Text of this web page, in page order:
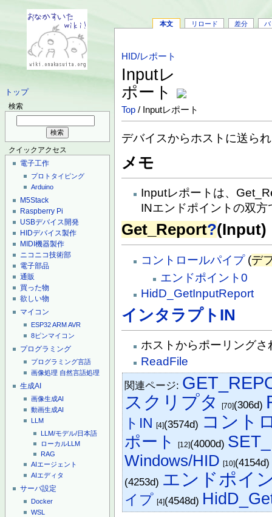
トップ
検索
クイックアクセス
電子工作
プロトタイピング
Arduino
M5Stack
Raspberry Pi
USBデバイス開発
HIDデバイス製作
MIDI機器製作
ニコニコ技術部
電子部品
通販
買った物
欲しい物
マイコン
ESP32ARMAVR
8ピンマイコン
プログラミング
プログラミング言語
画像処理 自然言語処理
生成AI
画像生成AI
動画生成AI
LLM
LLM/モデル/日本語
ローカルLLM
RAG
AIエージェント
AIエディタ
サーバ設定
Docker
WSL
本文 リロード 差分 バ
HID/レポート
Inputレ
ポート
Top / Inputレポート
デバイスからホストに送ら
メモ
Inputレポートは、
INエンドポイントの双方
Get_Report?(Input)
コントロールパイプ(デ
エンドポイント0
HidD_GetInputReport
インタラプトIN
ホストからポーリングさ
ReadFile
関連ページ:
スクリプタ [70](306d)
トIN [4](3574d) コント
ポート [12](4000d)
Windows/HID [10]
(4253d) エンドポイ
イプ [4](4548d)